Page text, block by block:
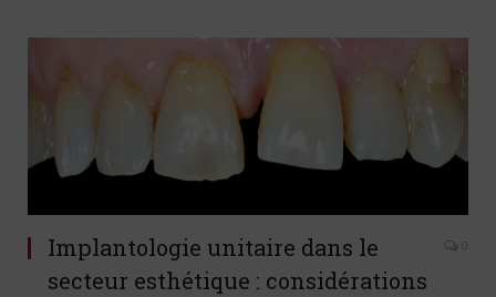
Implantologie unitaire dans le
secteur esthétique : considérations
0